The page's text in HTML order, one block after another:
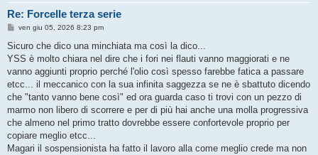
Re: Forcelle terza serie
M
s
a
g
i
o
ven giu 05, 2026 8:23 pm
Sicuro che dico una minchiata ma così la dico...
YSS è molto chiara nel dire che i fori nei flauti vanno maggiorati e ne
vanno aggiunti proprio perché l'olio così spesso farebbe fatica a passare
etcc... il meccanico con la sua infinita saggezza se ne è sbattuto dicendo
che "tanto vanno bene così" ed ora guarda caso ti trovi con un pezzo di
marmo non libero di scorrere e per di più hai anche una molla progressiva
che almeno nel primo tratto dovrebbe essere confortevole proprio per
copiare meglio etcc...
Magari il sospensionista ha fatto il lavoro alla come meglio crede ma non